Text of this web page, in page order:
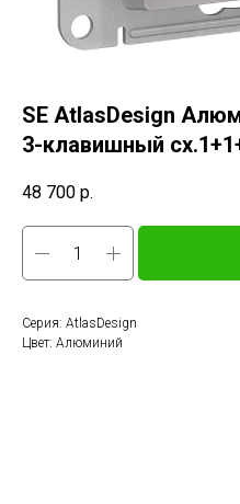
SE AtlasDesign
3-клавишный
48 700 р.
Серия: AtlasDesign
Цвет: Алюминий